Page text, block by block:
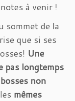
à venir !
sommet de la
que si ses
Une
pas longtemps
non
mêmes